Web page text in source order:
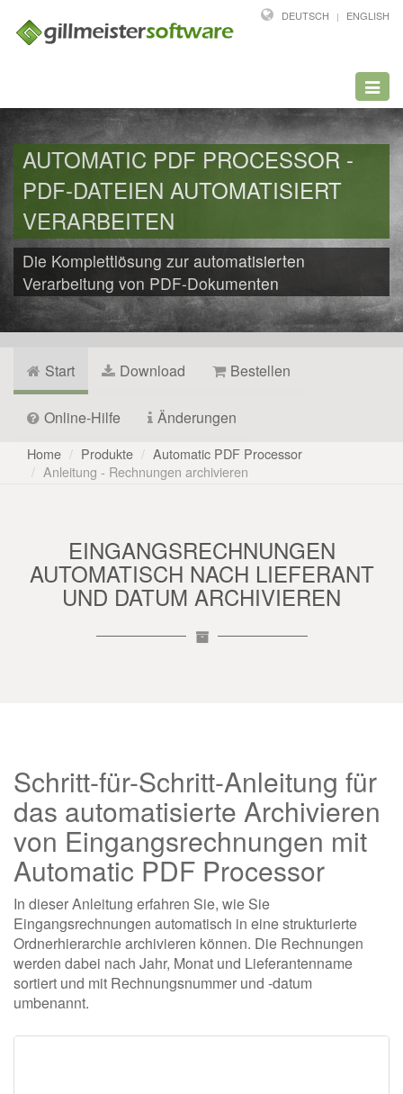
DEUTSCH ENGLISH
AUTOMATIC PDF PROCESSOR -
PDF-DATEIEN AUTOMATISIERT
VERARBEITEN
Die Komplettlösung zur automatisierten
Verarbeitung von PDF-Dokumenten
Start Download Bestellen
Online-Hilfe Änderungen
Home Produkte
Automatic PDF Processor
Anleitung - Rechnungen archivieren
EINGANGSRECHNUNGEN
AUTOMATISCH NACH LIEFERANT
UND DATUM ARCHIVIEREN
Schritt-für-Schritt-Anleitung für
das automatisierte Archivieren
von Eingangsrechnungen mit
Automatic PDF Processor
In dieser Anleitung erfahren Sie, wie Sie
Eingangsrechnungen automatisch in eine strukturierte
Ordnerhierarchie archivieren können. Die Rechnungen
werden dabei nach Jahr, Monat und Lieferantenname
sortiert und mit Rechnungsnummer und -datum
umbenannt.